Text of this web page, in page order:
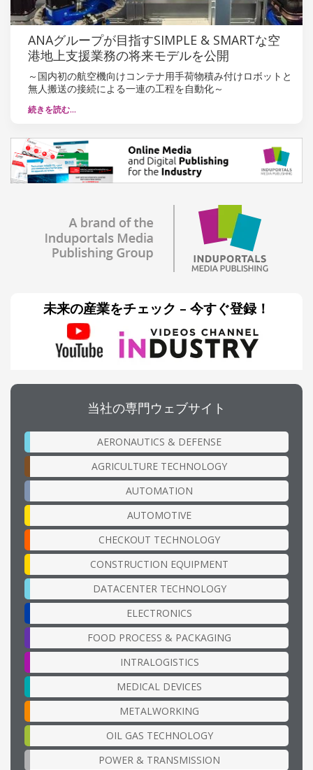
ANAグループが目指すSIMPLE & SMARTな空
港地上支援業務の将来モデルを公開
～国内初の航空機向けコンテナ用手荷物積み付けロボットと
無人搬送の接続による一連の工程を自動化～
続きを読む…
未来の産業をチェック – 今すぐ登録！
当社の専門ウェブサイト
AERONAUTICS & DEFENSE
AGRICULTURE TECHNOLOGY
AUTOMATION
AUTOMOTIVE
CHECKOUT TECHNOLOGY
CONSTRUCTION EQUIPMENT
DATACENTER TECHNOLOGY
ELECTRONICS
FOOD PROCESS & PACKAGING
INTRALOGISTICS
MEDICAL DEVICES
METALWORKING
OIL GAS TECHNOLOGY
POWER & TRANSMISSION